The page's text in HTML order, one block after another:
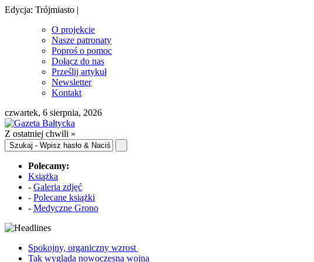
Edycja: Trójmiasto |
O projekcie
Nasze patronaty
Poproś o pomoc
Dołącz do nas
Prześlij artykuł
Newsletter
Kontakt
czwartek, 6 sierpnia, 2026
Z ostatniej chwili »
Polecamy:
Książka
- Galeria zdjęć
- Polecane książki
- Medyczne Grono
Spokojny, organiczny wzrost
Tak wygląda nowoczesna wojna